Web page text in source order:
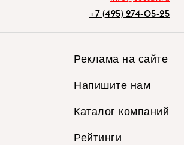
+7 (495) 274-05-25
Реклама на сайте
Напишите нам
Каталог компаний
Рейтинги